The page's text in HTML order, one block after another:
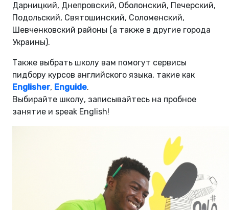
Дарницкий, Днепровский, Оболонский, Печерский,
Подольский, Святошинский, Соломенский,
Шевченковский районы (а также в другие города
Украины).
Также выбрать школу вам помогут сервисы
пидбoру курсов английского языка, такие как
Englisher, Enguide.
Выбирайте школу, записывайтесь на пробное
занятие и speak English!